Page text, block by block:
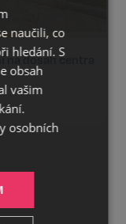
dosah centra
naučili, co
hledání. S
obsah
vašim
osobních